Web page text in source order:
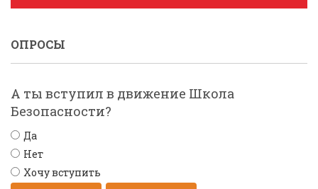
ОПРОСЫ
А ты вступил в движение Школа
Безопасности?
Да
Нет
Хочу вступить